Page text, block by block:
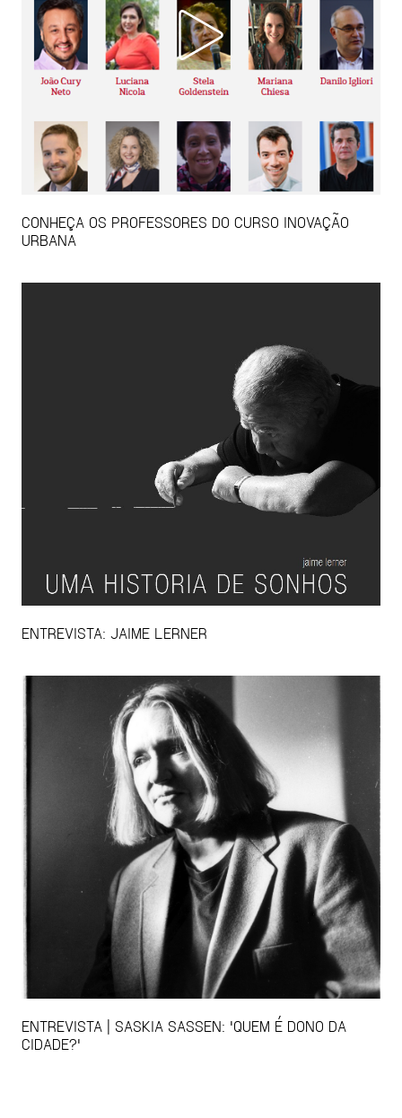
CONHEÇA OS PROFESSORES DO CURSO INOVAÇÃO
URBANA
ENTREVISTA: JAIME LERNER
ENTREVISTA | SASKIA SASSEN: 'QUEM É DONO DA
CIDADE?'